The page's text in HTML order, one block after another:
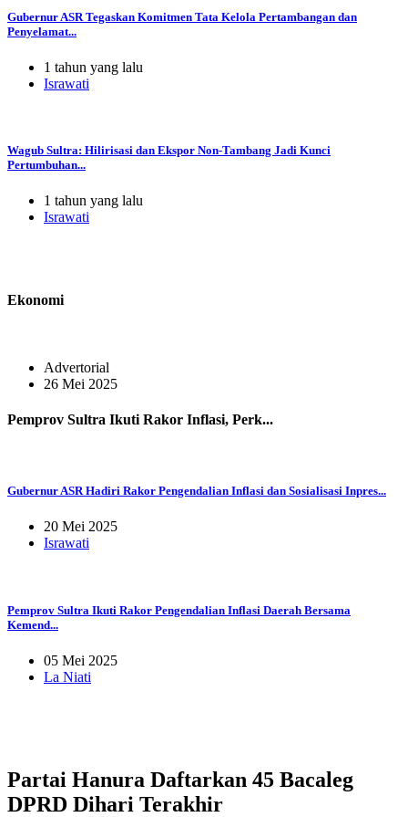
Gubernur ASR Tegaskan Komitmen Tata Kelola Pertambangan dan
Penyelamat...
1 tahun yang lalu
Israwati
Wagub Sultra: Hilirisasi dan Ekspor Non-Tambang Jadi Kunci
Pertumbuhan...
1 tahun yang lalu
Israwati
Ekonomi
Advertorial
26 Mei 2025
Pemprov Sultra Ikuti Rakor Inflasi, Perk...
Gubernur ASR Hadiri Rakor Pengendalian Inflasi dan Sosialisasi Inpres...
20 Mei 2025
Israwati
Pemprov Sultra Ikuti Rakor Pengendalian Inflasi Daerah Bersama
Kemend...
05 Mei 2025
La Niati
Partai Hanura Daftarkan 45 Bacaleg
DPRD Dihari Terakhir